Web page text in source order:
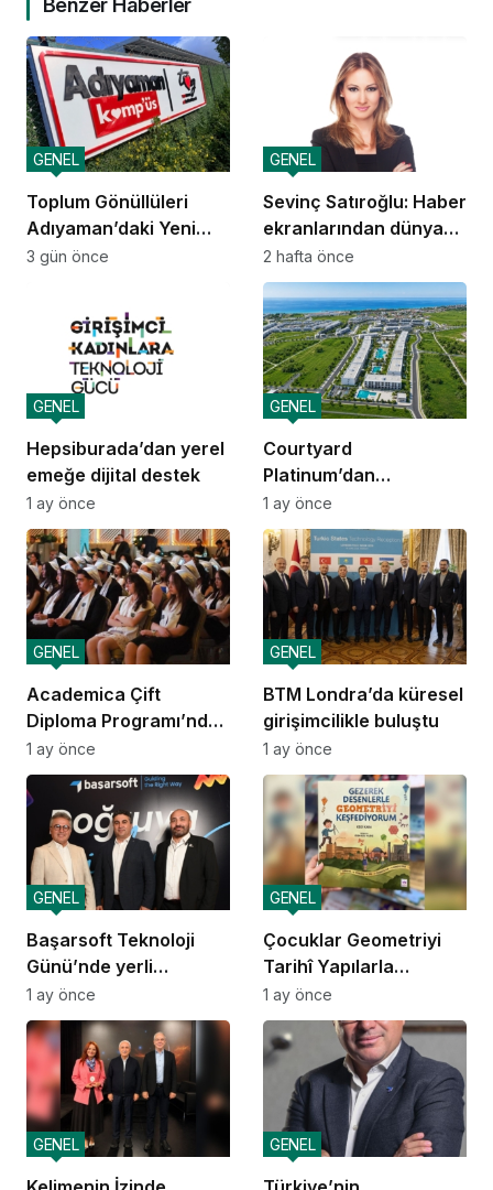
Benzer Haberler
Toplum Gönüllüleri
Adıyaman’daki Yeni
Kamp’üs’te yılda 2.000
GENEL
3 gün önce
Sevinç Satıroğlu: Haber
ekranlarından dünya
sahnelerine taşınan
güven
GENEL
2 hafta önce
Hepsiburada’dan yerel
emeğe dijital destek
GENEL
1 ay önce
Courtyard
Platinum’dan
yatırımcılara 10 yıllık
amortisman güvencesi
GENEL
1 ay önce
Academica Çift
Diploma Programı’nda
mezuniyet heyecanı
GENEL
1 ay önce
BTM Londra’da küresel
girişimcilikle buluştu
GENEL
1 ay önce
Başarsoft Teknoloji
Günü’nde yerli
navigasyon
GENEL
1 ay önce
Çocuklar Geometriyi
Tarihî Yapılarla
Öğreniyor
GENEL
1 ay önce
GENEL GENEL